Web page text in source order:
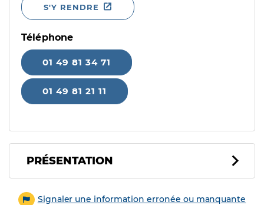
S'Y RENDRE
Téléphone
01 49 81 34 71
01 49 81 21 11
PRÉSENTATION
Signaler une information erronée ou manquante